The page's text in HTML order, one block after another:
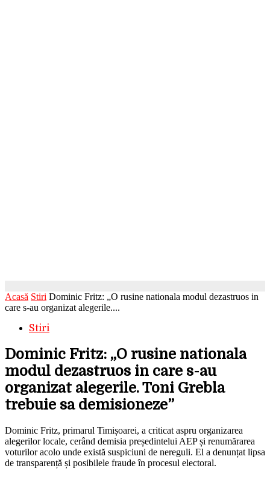
Acasă Stiri Dominic Fritz: „O rusine nationala modul dezastruos in
care s-au organizat alegerile....
Stiri
Dominic Fritz: „O rusine nationala
modul dezastruos in care s-au
organizat alegerile. Toni Grebla
trebuie sa demisioneze”
Dominic Fritz, primarul Timișoarei, a criticat aspru organizarea
alegerilor locale, cerând demisia președintelui AEP și renumărarea
voturilor acolo unde există suspiciuni de nereguli. El a denunțat lipsa
de transparență și posibilele fraude în procesul electoral.